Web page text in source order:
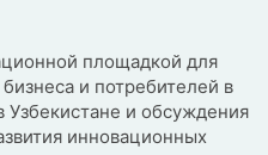
площадкой для
и потребителей в
и обсуждения
инновационных